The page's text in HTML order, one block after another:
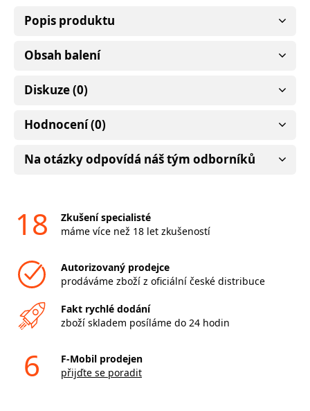
Popis produktu
Obsah balení
Diskuze (0)
Hodnocení (0)
Na otázky odpovídá náš tým odborníků
18
Zkušení specialisté
máme více než 18 let zkušeností
Autorizovaný prodejce
prodáváme zboží z oficiální české distribuce
Fakt rychlé dodání
zboží skladem posíláme do 24 hodin
6
F-Mobil prodejen
přijďte se poradit